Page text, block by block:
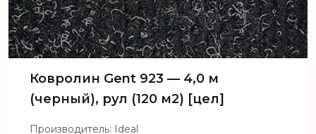
Ковролин Gent 923 — 4,0 м
(черный), рул (120 м2) [цел]
Производитель: Ideal